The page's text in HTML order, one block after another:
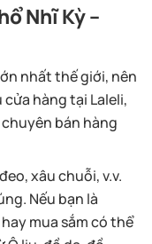
nhất thế giới, nên
cửa hàng tại Laleli,
bán hàng
xâu chuỗi, v.v.
Nếu bạn là
mua sắm có thể
liu, đồ da, đồ